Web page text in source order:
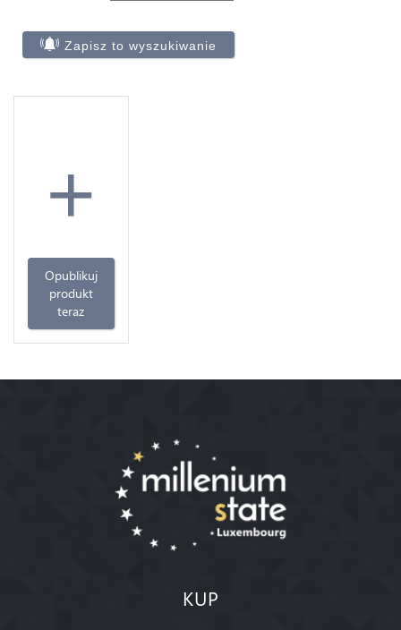
Zapisz to wyszukiwanie
+
Opublikuj
produkt
teraz
KUP